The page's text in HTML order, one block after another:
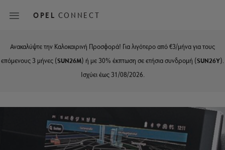
OPEL CONNECT
Main
navigation
Ανακαλύψτε την Καλοκαιρινή Προσφορά! Για λιγότερο από €3/μήνα για τους
επόμενους 3 μήνες (SUN26M) ή με 30% έκπτωση σε ετήσια συνδρομή (SUN26Y).
Ισχύει έως 31/08/2026.